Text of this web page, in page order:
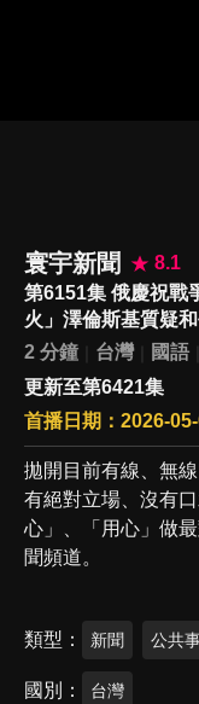
寰宇新聞
8.1
第6151集 俄慶祝戰
火」澤倫斯基質疑
2 分鐘
台灣 國語
更新至第6421集
首播日期：2026-
拋開目前有線、無
有絕對立場、沒有
心」、「用心」做
聞頻道。
類型 新聞 公共
國別 台灣